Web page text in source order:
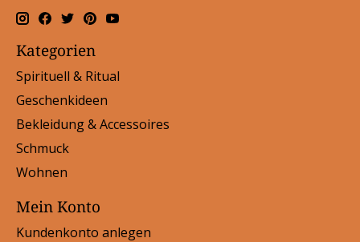
Kategorien
Spirituell & Ritual
Geschenkideen
Bekleidung & Accessoires
Schmuck
Wohnen
Mein Konto
Kundenkonto anlegen